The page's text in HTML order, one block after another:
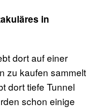
in
dort auf einer
zu kaufen sammelt
dort tiefe Tunnel
schon einige